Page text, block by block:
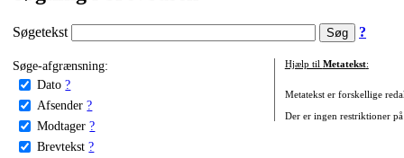
Søgetekst ?
Søge-afgrænsning:
Dato ?
Afsender ?
Modtager ?
Brevtekst ?
Hjælp til Metatekst:
Metatekst er forskellige
Der er ingen restriktioner